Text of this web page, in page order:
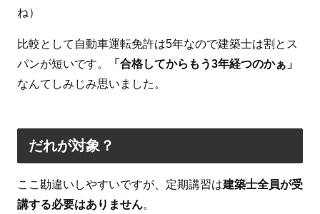
ね）
比較として自動車運転免許は5年なので建築士は割とス
パンが短いです。
「合格してからもう3年経つのかぁ」
なんてしみじみ思いました。
だれが対象？
ここ勘違いしやすいですが、定期講習は建築士全員が受
講する必要はありません。